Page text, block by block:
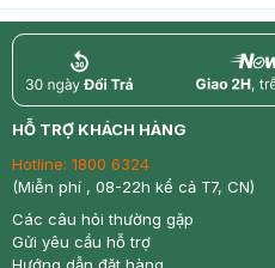
return nowfree
HỖ TRỢ KHÁCH HÀNG
Hotline: 1800 6324
(Miễn phí , 08-22h kể cả T7, CN)
Các câu hỏi thường gặp
Gửi yêu cầu hỗ trợ